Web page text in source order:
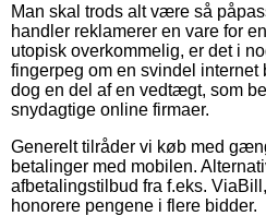
Man skal trods alt være så
handler reklamerer en vare for
utopisk overkommelig, er det i
fingerpeg om en svindel internet
dog en del af en vedtægt, som
snydagtige online firmaer.
Generelt tilråder vi køb med
betalinger med mobilen.
afbetalingstilbud fra f.eks.
honorere pengene i flere bidder.